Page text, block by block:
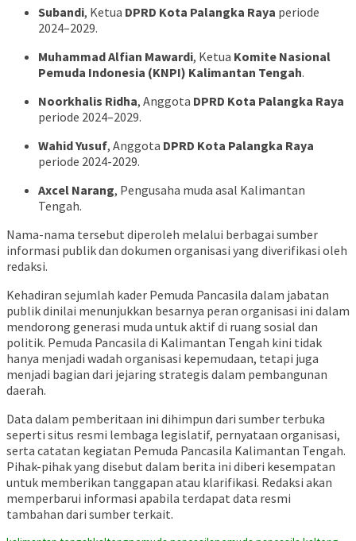
Subandi, Ketua DPRD Kota Palangka Raya periode
2024–2029.
Muhammad Alfian Mawardi, Ketua Komite Nasional
Pemuda Indonesia (KNPI) Kalimantan Tengah.
Noorkhalis Ridha, Anggota DPRD Kota Palangka Raya
periode 2024–2029.
Wahid Yusuf, Anggota DPRD Kota Palangka Raya
periode 2024-2029.
Axcel Narang, Pengusaha muda asal Kalimantan
Tengah.
Nama-nama tersebut diperoleh melalui berbagai sumber
informasi publik dan dokumen organisasi yang diverifikasi oleh
redaksi.
Kehadiran sejumlah kader Pemuda Pancasila dalam jabatan
publik dinilai menunjukkan besarnya peran organisasi ini dalam
mendorong generasi muda untuk aktif di ruang sosial dan
politik. Pemuda Pancasila di Kalimantan Tengah kini tidak
hanya menjadi wadah organisasi kepemudaan, tetapi juga
menjadi bagian dari jejaring strategis dalam pembangunan
daerah.
Data dalam pemberitaan ini dihimpun dari sumber terbuka
seperti situs resmi lembaga legislatif, pernyataan organisasi,
serta catatan kegiatan Pemuda Pancasila Kalimantan Tengah.
Pihak-pihak yang disebut dalam berita ini diberi kesempatan
untuk memberikan tanggapan atau klarifikasi. Redaksi akan
memperbarui informasi apabila terdapat data resmi
tambahan dari sumber terkait.